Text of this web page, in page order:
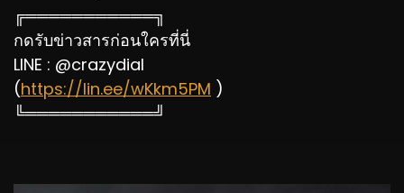
╔═══════════╗
กดรับข่าวสารก่อนใครที่นี่
LINE : @crazydial
(https://lin.ee/wKkm5PM )
╚═══════════╝